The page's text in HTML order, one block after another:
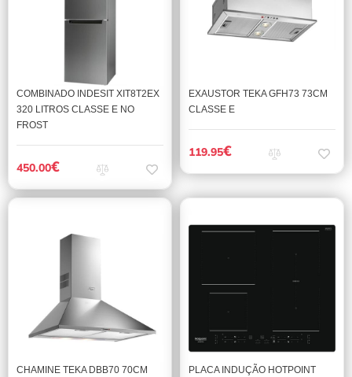
COMBINADO INDESIT XIT8T2EX
320 LITROS CLASSE E NO
FROST
450.00€
EXAUSTOR TEKA GFH73 73CM
CLASSE E
119.95€
CHAMINE TEKA DBB70 70CM
PLACA INDUÇÃO HOTPOINT